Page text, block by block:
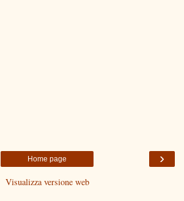
›
Home page
Visualizza versione web